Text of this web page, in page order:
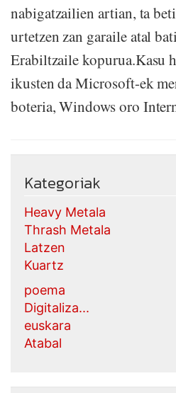
nabigatzailien artian, ta
urtetzen zan garaile atal
Erabiltzaile kopurua.Kasu
ikusten da Microsoft-ek
boteria, Windows oro
Kategoriak
Heavy Metala
Thrash Metala
Latzen
Kuartz
poema
Digitaliza...
euskara
Atabal